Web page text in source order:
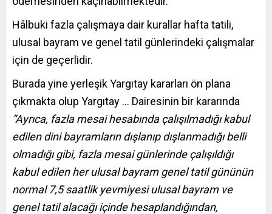
Hâlbuki fazla çalışmaya dair kurallar hafta tatili,
ulusal bayram ve genel tatil günlerindeki çalışmalar
için de geçerlidir.
Burada yine yerleşik Yargıtay kararları ön plana
çıkmakta olup Yargıtay … Dairesinin bir kararında
“Ayrıca, fazla mesai hesabında çalışılmadığı kabul
edilen dini bayramların dışlanıp dışlanmadığı belli
olmadığı gibi, fazla mesai günlerinde çalışıldığı
kabul edilen her ulusal bayram genel tatil gününün
normal 7,5 saatlik yevmiyesi ulusal bayram ve
genel tatil alacağı içinde hesaplandığından,